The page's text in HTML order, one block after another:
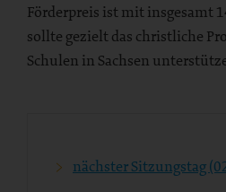
Förderpreis ist mit insgesamt
sollte gezielt das christliche
Schulen in Sachsen
nächster Sitzungstag